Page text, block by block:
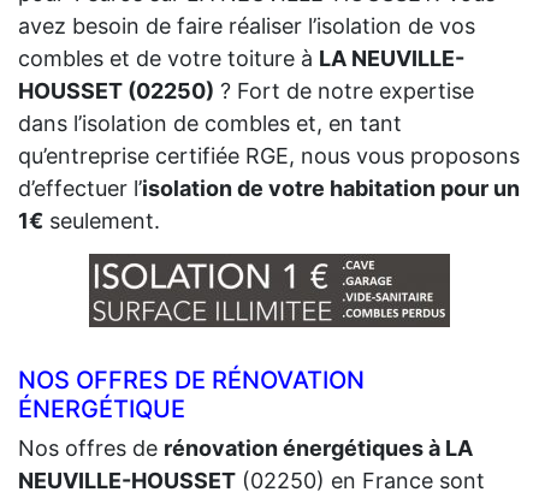
avez besoin de faire réaliser l’isolation de vos
combles et de votre toiture à LA NEUVILLE-
HOUSSET (02250) ? Fort de notre expertise
dans l’isolation de combles et, en tant
qu’entreprise certifiée RGE, nous vous proposons
d’effectuer l’isolation de votre habitation pour un
1€ seulement.
NOS OFFRES DE RÉNOVATION
ÉNERGÉTIQUE
Nos offres de rénovation énergétiques à LA
NEUVILLE-HOUSSET (02250) en France sont